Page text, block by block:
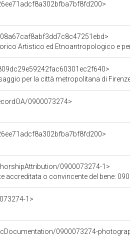
Artistico ed Etnoantropologico e
per la città metropolitana di
0900073274>
0900073274-1>
accreditata o convincente del bene:
1>
0900073274-